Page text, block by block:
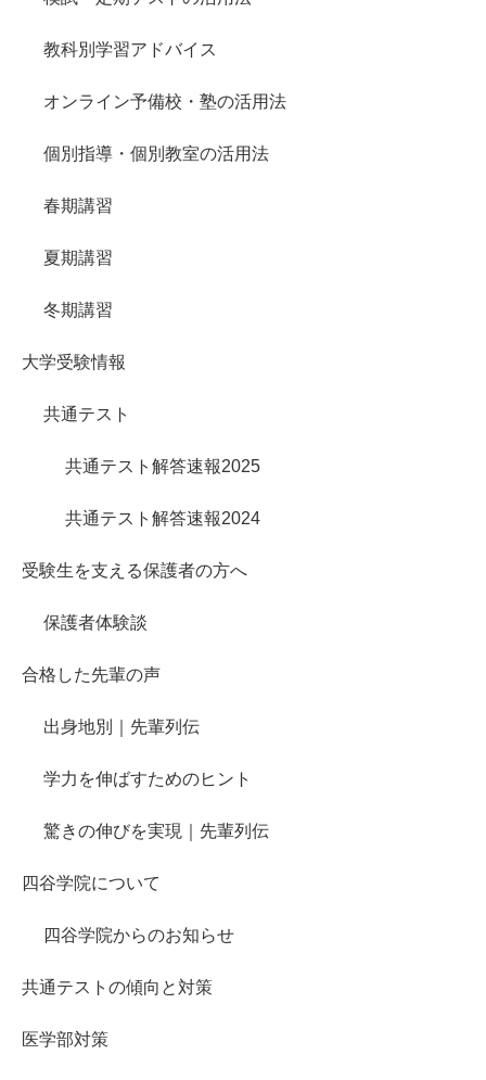
教科別学習アドバイス
オンライン予備校・塾の活用法
個別指導・個別教室の活用法
春期講習
夏期講習
冬期講習
大学受験情報
共通テスト
共通テスト解答速報2025
共通テスト解答速報2024
受験生を支える保護者の方へ
保護者体験談
合格した先輩の声
出身地別｜先輩列伝
学力を伸ばすためのヒント
驚きの伸びを実現｜先輩列伝
四谷学院について
四谷学院からのお知らせ
共通テストの傾向と対策
医学部対策